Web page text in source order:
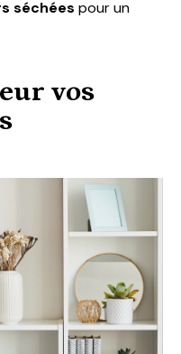
séchées pour un
vos